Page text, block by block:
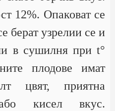
12%. Опаковат се
берат узрелии се и
в сушилня при t°
плодове имат
цвят, приятна
кисел вкус.